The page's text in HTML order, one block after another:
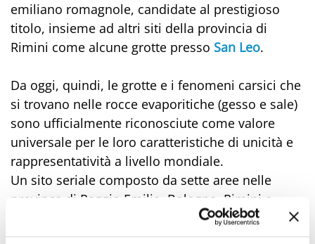
emiliano romagnole, candidate al prestigioso
titolo, insieme ad altri siti della provincia di
Rimini come alcune grotte presso San Leo.
Da oggi, quindi, le grotte e i fenomeni carsici che
si trovano nelle rocce evaporitiche (gesso e sale)
sono ufficialmente riconosciute come valore
universale per le loro caratteristiche di unicità e
rappresentatività a livello mondiale.
Un sito seriale composto da sette aree nelle
province di Reggio Emilia, Bologna, Rimini e
Ravenna: Alta Valle Secchia (Parco Nazionale
dell’Appennino Tosco Emiliano), Bassa Collina